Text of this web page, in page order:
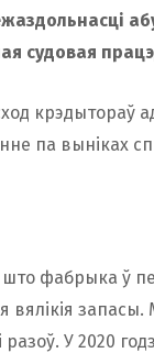
судовая
крэдытораў
па выніках
што фабрыка ў
вялікія
разоў. У 2020